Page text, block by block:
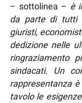
– sottolinea – è
da parte di tutti i
giuristi,
dedizione nelle
ringraziamento
sindacati. Un
rappresentanza
tavolo le